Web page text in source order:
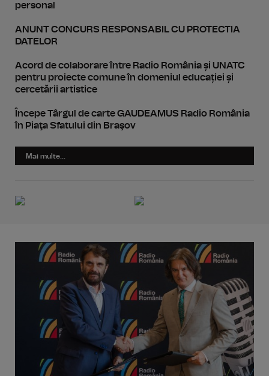
personal
ANUNT CONCURS RESPONSABIL CU PROTECTIA
DATELOR
Acord de colaborare între Radio România și UNATC
pentru proiecte comune în domeniul educației și
cercetării artistice
Începe Târgul de carte GAUDEAMUS Radio România
în Piaţa Sfatului din Braşov
Mai multe...